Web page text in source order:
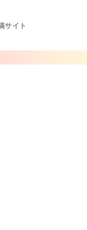
サイト